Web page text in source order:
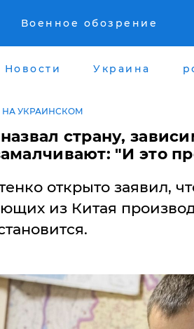
Военное обозрение
Новости Украина
НА УКРАИНСКОМ
страну,
"И это
открыто заявил,
из Китая